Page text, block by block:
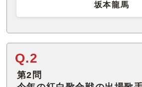
坂本龍馬
Q.2
第2問